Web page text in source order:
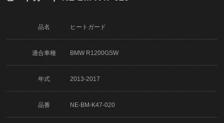
品名 ヒートガード
適合車種 BMW R1200GSW
年式 2013-2017
品番 NE-BM-K47-020